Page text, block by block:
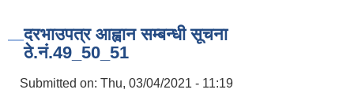
दरभाउपत्र आह्वान सम्बन्धी सूचना
ठे‍‍.नं.49_50_51
Submitted on: Thu, 03/04/2021 - 11:19